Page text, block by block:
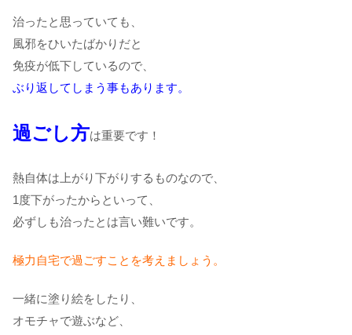
治ったと思っていても、
風邪をひいたばかりだと
免疫が低下しているので、
ぶり返してしまう事もあります。
過ごし方は重要です！
熱自体は上がり下がりするものなので、
1度下がったからといって、
必ずしも治ったとは言い難いです。
極力自宅で過ごすことを考えましょう。
一緒に塗り絵をしたり、
オモチャで遊ぶなど、